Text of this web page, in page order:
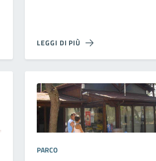
LEGGI DI PIÙ
PARCO